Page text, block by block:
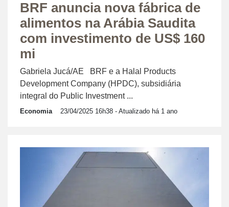
BRF anuncia nova fábrica de
alimentos na Arábia Saudita
com investimento de US$ 160
mi
Gabriela Jucá/AE BRF e a Halal Products
Development Company (HPDC), subsidiária
integral do Public Investment ...
Economia 23/04/2025 16h38 - Atualizado há 1 ano